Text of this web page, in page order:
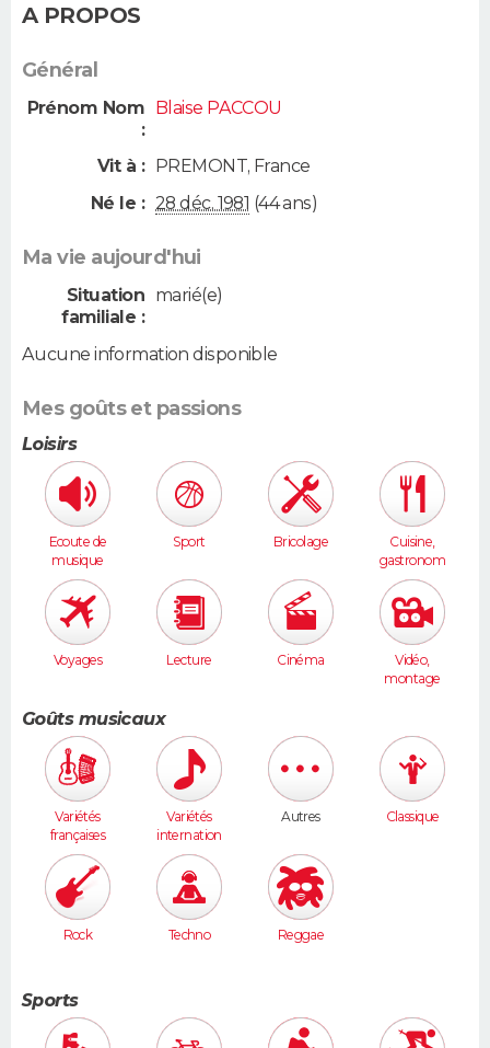
A PROPOS
Général
Prénom Nom
:
Blaise PACCOU
Vit à : PREMONT, France
Né le : 28 déc. 1981 (44 ans)
Ma vie aujourd'hui
Situation
familiale :
marié(e)
Aucune information disponible
Mes goûts et passions
Loisirs
Ecoute de
musique
Sport Bricolage
Cuisine,
gastronom
ie
Voyages Lecture Cinéma
Vidéo,
montage
Goûts musicaux
Variétés
françaises
Variétés
internation
ales
Autres Classique
Rock Techno Reggae
Sports